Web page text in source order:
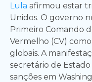
Lula afirmou estar
Unidos. O governo
Primeiro Comando
Vermelho (CV)
globais. A
secretário de
sanções em